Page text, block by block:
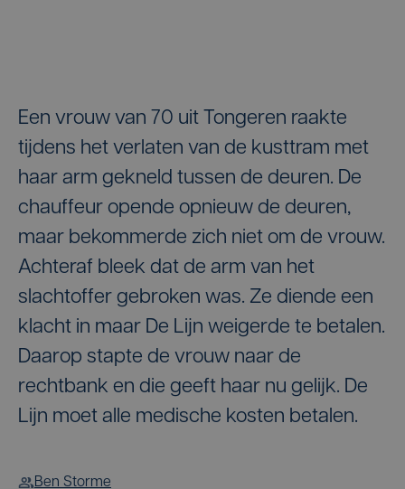
Een vrouw van 70 uit Tongeren raakte
tijdens het verlaten van de kusttram met
haar arm gekneld tussen de deuren. De
chauffeur opende opnieuw de deuren,
maar bekommerde zich niet om de vrouw.
Achteraf bleek dat de arm van het
slachtoffer gebroken was. Ze diende een
klacht in maar De Lijn weigerde te betalen.
Daarop stapte de vrouw naar de
rechtbank en die geeft haar nu gelijk. De
Lijn moet alle medische kosten betalen.
Ben Storme